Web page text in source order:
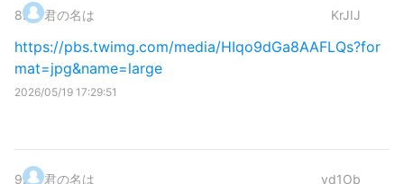
8. 君の名は KrJIJ
https://pbs.twimg.com/media/HIqo9dGa8AAFLQs?for
mat=jpg&name=large
2026/05/19 17:29:51
9. 君の名は vd1Ob